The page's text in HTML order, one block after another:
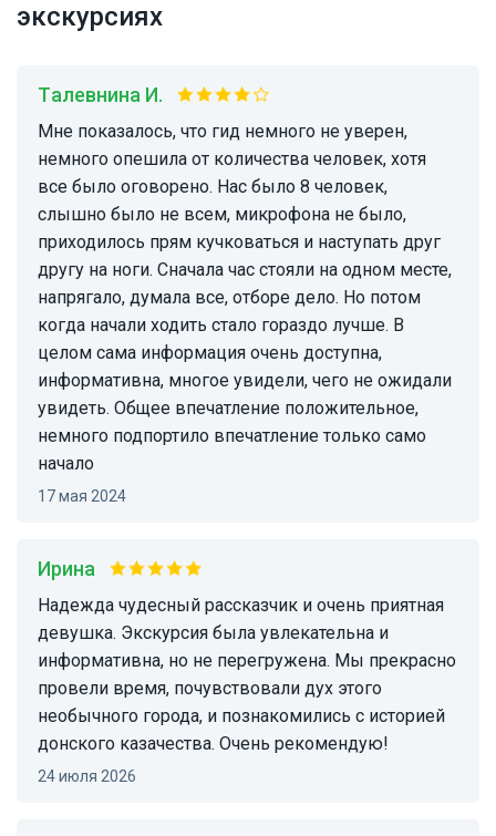
экскурсиях
Талевнина И.
Мне показалось, что гид немного не уверен,
немного опешила от количества человек, хотя
все было оговорено. Нас было 8 человек,
слышно было не всем, микрофона не было,
приходилось прям кучковаться и наступать друг
другу на ноги. Сначала час стояли на одном месте,
напрягало, думала все, отборе дело. Но потом
когда начали ходить стало гораздо лучше. В
целом сама информация очень доступна,
информативна, многое увидели, чего не ожидали
увидеть. Общее впечатление положительное,
немного подпортило впечатление только само
начало
17 мая 2024
Ирина
Надежда чудесный рассказчик и очень приятная
девушка. Экскурсия была увлекательна и
информативна, но не перегружена. Мы прекрасно
провели время, почувствовали дух этого
необычного города, и познакомились с историей
донского казачества. Очень рекомендую!
24 июля 2026